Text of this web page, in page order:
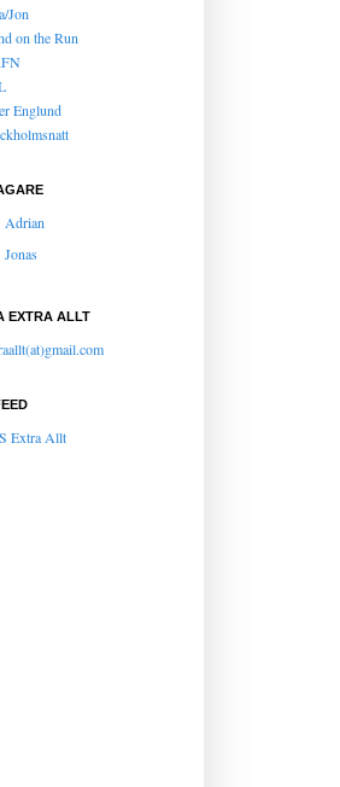
Jon
on the Run
Englund
Adrian
Jonas
EXTRA ALLT
Extra Allt